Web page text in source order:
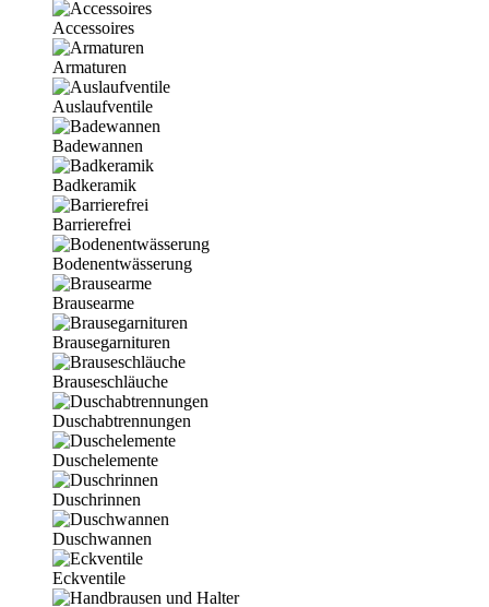
Accessoires
Armaturen
Auslaufventile
Badewannen
Badkeramik
Barrierefrei
Bodenentwässerung
Brausearme
Brausegarnituren
Brauseschläuche
Duschabtrennungen
Duschelemente
Duschrinnen
Duschwannen
Eckventile